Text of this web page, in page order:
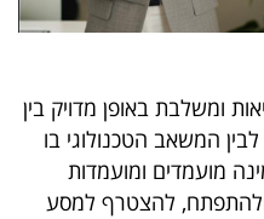
ומשלבת באופן מדויק בין
המשאב הטכנולוגי בו
מועמדים ומועמדות
ולהתפתח, להצטרף למסע